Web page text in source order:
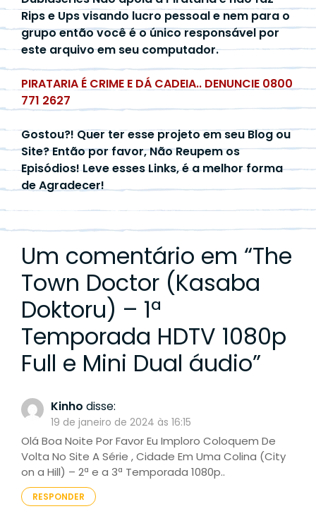
Rips e Ups visando lucro pessoal e nem para o
grupo então você é o único responsável por
este arquivo em seu computador.
PIRATARIA É CRIME E DÁ CADEIA.. DENUNCIE 0800
771 2627
Gostou?! Quer ter esse projeto em seu Blog ou
Site? Então por favor, Não Reupem os
Episódios! Leve esses Links, é a melhor forma
de Agradecer!
Um comentário em “The
Town Doctor (Kasaba
Doktoru) – 1ª
Temporada HDTV 1080p
Full e Mini Dual áudio”
Kinho disse:
19 de janeiro de 2024 às 16:15
Olá Boa Noite Por Favor Eu Imploro Coloquem De
Volta No Site A Série , Cidade Em Uma Colina (City
on a Hill) – 2ª e a 3ª Temporada 1080p..
RESPONDER